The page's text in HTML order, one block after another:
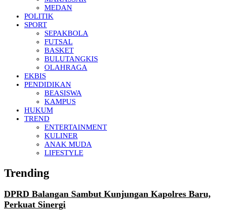
MEDAN
POLITIK
SPORT
SEPAKBOLA
FUTSAL
BASKET
BULUTANGKIS
OLAHRAGA
EKBIS
PENDIDIKAN
BEASISWA
KAMPUS
HUKUM
TREND
ENTERTAINMENT
KULINER
ANAK MUDA
LIFESTYLE
Trending
DPRD Balangan Sambut Kunjungan Kapolres Baru,
Perkuat Sinergi